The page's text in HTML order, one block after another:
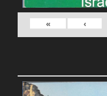
›
»